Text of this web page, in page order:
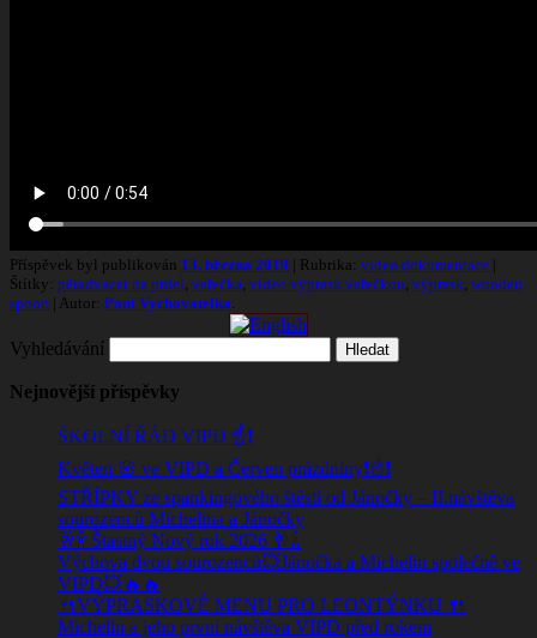
Příspěvek byl publikován 13. března 2019 | Rubrika: video dokumentace
Štítky: pětadvacet na prdel vařečka video výprask vařečkou výprask wooden
spoon | Autor: Paní Vychovatelka
Vyhledávání
Nejnovější příspěvky
ŠKOLNÍ ŘÁD VIPD ☝️❗
Květen 🌸 ve VIPD a Červen prázdniny❗☝️❗
STŘÍPKY ze spankingového štěstí od Jánočky – II.návštěva
sourozenců Michelina a Jánočky
🥂🍾 Štastný Nový rok 2026 🥂🍾
Výchova dvou sourozenců💥Jánočka a Michelin společně ve
VIPD💥🔥🔥
🍴VÝPRASKOVÉ MENU PRO LEONTÝNKU 🍴
Michelin a jeho první návštěva VIPD před rokem